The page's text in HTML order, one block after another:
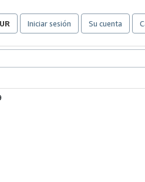
Iniciar sesión Su cuenta